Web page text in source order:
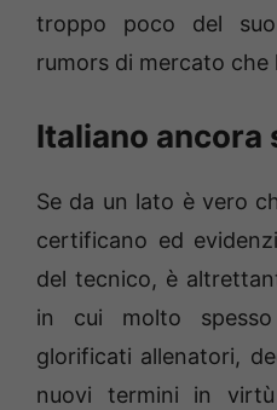
troppo poco del
rumors di mercato che
Italiano
Se da un lato è vero
certificano ed
del tecnico, è
in cui molto
glorificati allenatori,
nuovi termini in